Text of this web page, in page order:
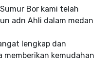
Bor kami telah
adn Ahli dalam medan
lengkap dan
memberikan kemudahan